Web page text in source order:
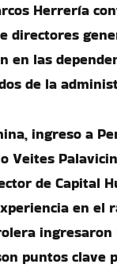
Herrería
directores
en las
de la
ingreso a
Veites
de Capital
en el
puntos clave